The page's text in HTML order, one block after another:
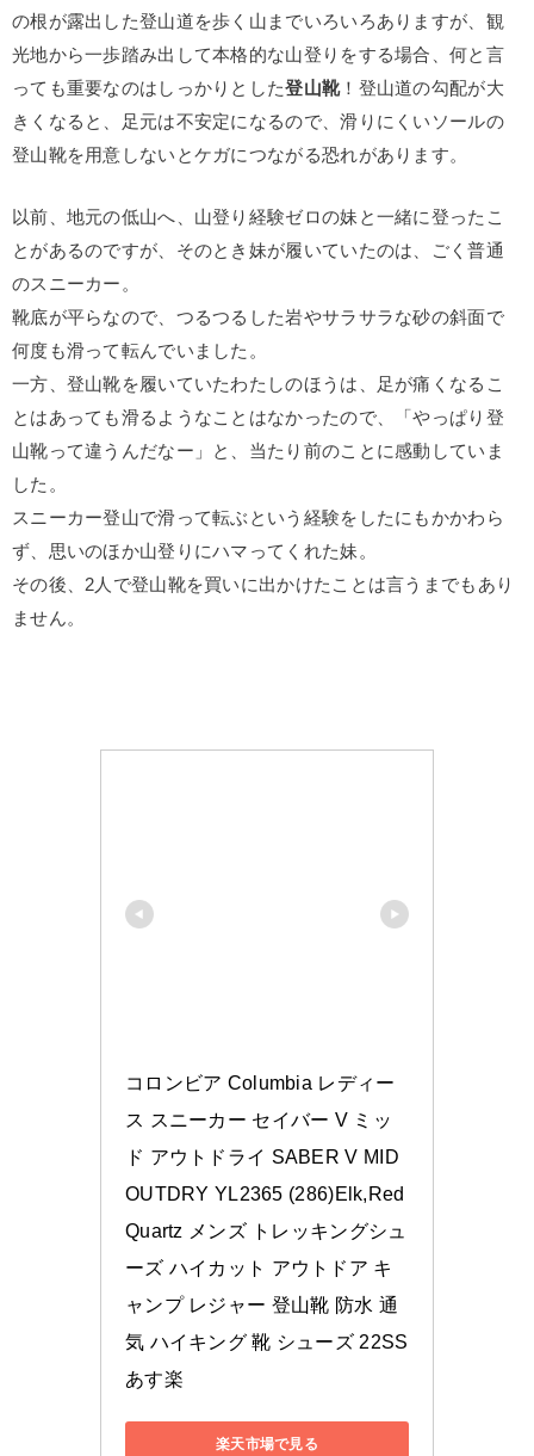
の根が露出した登山道を歩く山までいろいろありますが、観
光地から一歩踏み出して本格的な山登りをする場合、何と言
っても重要なのはしっかりとした登山靴！登山道の勾配が大
きくなると、足元は不安定になるので、滑りにくいソールの
登山靴を用意しないとケガにつながる恐れがあります。
以前、地元の低山へ、山登り経験ゼロの妹と一緒に登ったこ
とがあるのですが、そのとき妹が履いていたのは、ごく普通
のスニーカー。
靴底が平らなので、つるつるした岩やサラサラな砂の斜面で
何度も滑って転んでいました。
一方、登山靴を履いていたわたしのほうは、足が痛くなるこ
とはあっても滑るようなことはなかったので、「やっぱり登
山靴って違うんだなー」と、当たり前のことに感動していま
した。
スニーカー登山で滑って転ぶという経験をしたにもかかわら
ず、思いのほか山登りにハマってくれた妹。
その後、2人で登山靴を買いに出かけたことは言うまでもあり
ません。
コロンビア Columbia レディー
ス スニーカー セイバー V ミッ
ド アウトドライ SABER V MID
OUTDRY YL2365 (286)Elk,Red
Quartz メンズ トレッキングシュ
ーズ ハイカット アウトドア キ
ャンプ レジャー 登山靴 防水 通
気 ハイキング 靴 シューズ 22SS
あす楽
楽天市場で見る